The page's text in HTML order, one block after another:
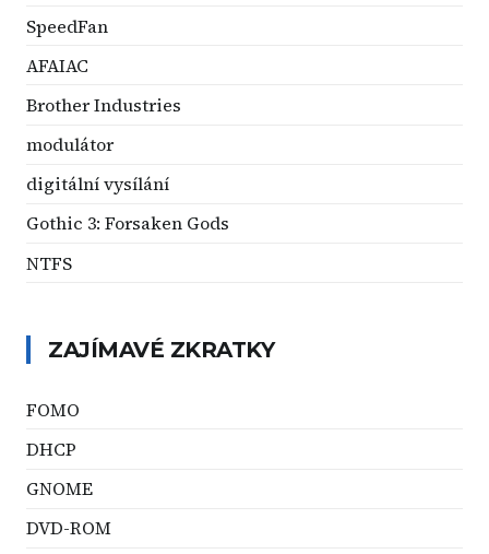
SpeedFan
AFAIAC
Brother Industries
modulátor
digitální vysílání
Gothic 3: Forsaken Gods
NTFS
ZAJÍMAVÉ ZKRATKY
FOMO
DHCP
GNOME
DVD-ROM